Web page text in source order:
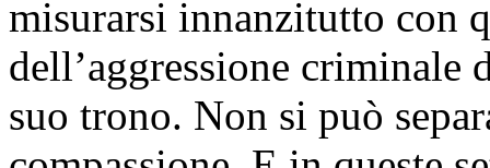
misurarsi innanzitutto con
dell’aggressione criminale
suo trono. Non si può